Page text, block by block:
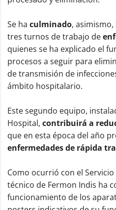
Se ha culminado, asimismo,
tres turnos de trabajo de
quienes se ha explicado el
procesos a seguir para
de transmisión de
ámbito hospitalario.
Este segundo equipo,
Hospital, contribuirá a
que en esta época del año
enfermedades de rápida
Como ocurrió con el
técnico de Fermon Indis ha
funcionamiento de los